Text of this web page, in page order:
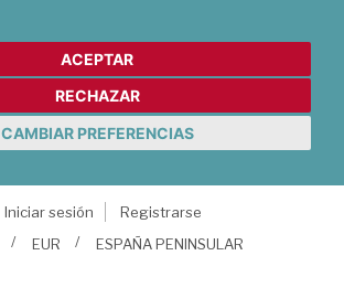
ACEPTAR
RECHAZAR
CAMBIAR PREFERENCIAS
Iniciar sesión
Registrarse
EUR ESPAÑA PENINSULAR